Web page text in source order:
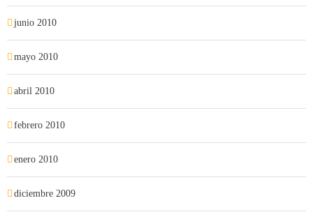
junio 2010
mayo 2010
abril 2010
febrero 2010
enero 2010
diciembre 2009